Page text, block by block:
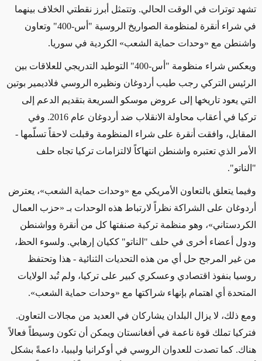
تشهد توترات في الوقت الحالي. وتتمثل أبرز نقطتي الخلاف بينهما
في شراء أنقرة لمنظومة الصواريخ الروسية "أس-400" وتعاون
واشنطن مع «وحدات حماية الشعب» الكردية في سوريا.
ويعكس شراء منظومة "أس-400" التوطيد التدريجي للعلاقات بين
الرئيس التركي رجب طيب أردوغان ونظيره الروسي فلاديمير بوتين
التي يعود تاريخها إلى عروض موسكو السريعة بتقديم الدعم إلى
تركيا في أعقاب محاولة الانقلاب
ضد أردوغان عام 2016. وفي
المقابل، وافقت أنقرة على شراء المنظومة وقبلت لاحقاً تسلّمها -
الأمر الذي تعتبره واشنطن انتهاكاً لالتزامات تركيا تجاه حلف
"الناتو".
وفيما يتعلق بالتعاون الأمريكي مع «وحدات حماية الشعب»، يعترض
أردوغان على الشراكة نظراً لارتباط هذه الوحدات بـ «حزب العمال
الكردستاني»، وهو منظمة تركية صنفتها كل من أنقرة وواشنطن
ودول أعضاء أخرى في حلف "الناتو" ككيان إرهابي. ولسوء الحظ،
من غير المرجح حل أي من هذه التحديات الثنائية - هذا وتحتفظ
روسيا بنفوذ اقتصادي وعسكري كبير على تركيا، ولم تُبد الولايات
المتحدة أي اهتمام بإنهاء شراكتها مع «وحدات حماية الشعب».
ومع ذلك، لا يزال البلدان يشاركان في العديد من مجالات التعاون.
فتركيا تملك قوة ناعمة في أفغانستان ويمكن أن تكون وسيطاً فعالاً
هناك. كما تصدت للعدوان الروسي في أوكرانيا وليبيا، داعمةً بشكل